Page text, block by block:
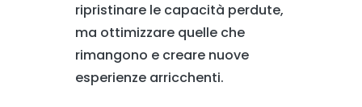
ripristinare le capacità perdute,
ma ottimizzare quelle che
rimangono e creare nuove
esperienze arricchenti.